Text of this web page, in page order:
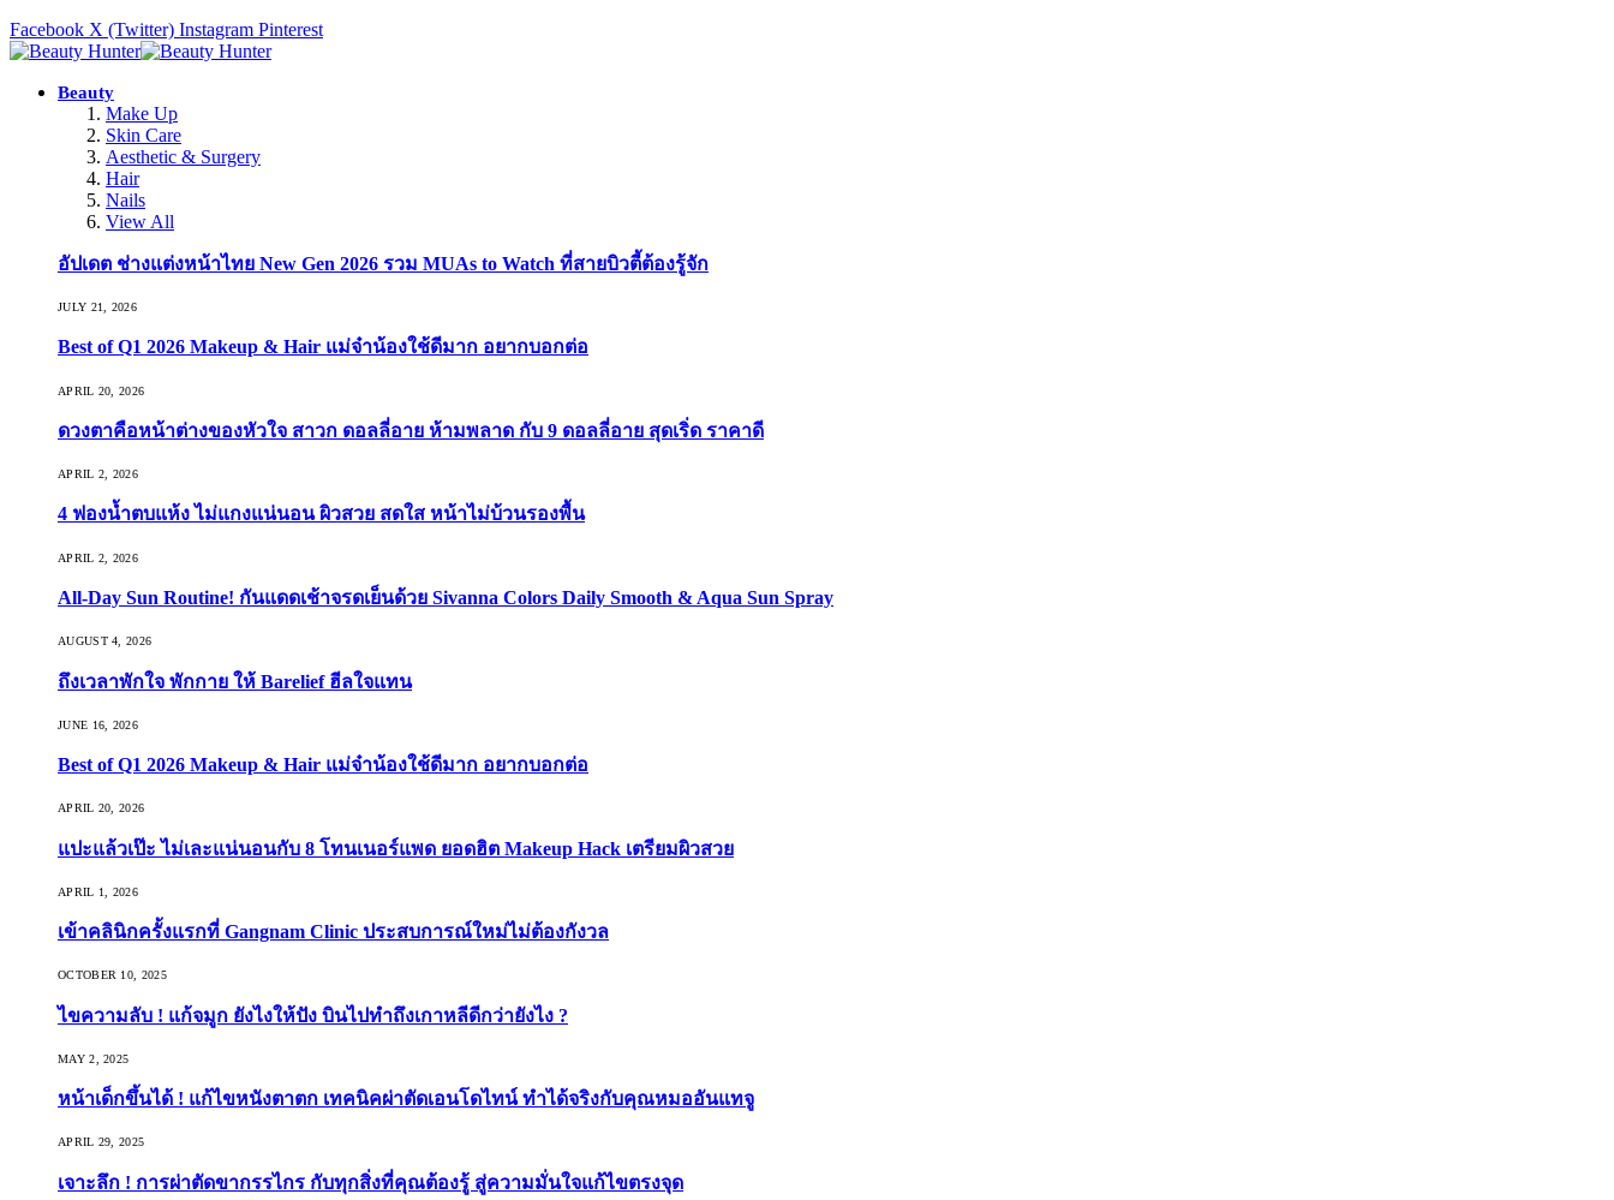
Facebook X (Twitter) Instagram Pinterest
Beauty
Make Up
Skin Care
Aesthetic & Surgery
Hair
Nails
View All
อัปเดต ช่างแต่งหน้าไทย New Gen 2026 รวม MUAs to Watch ที่สายบิวตี้ต้องรู้จัก
JULY 21, 2026
Best of Q1 2026 Makeup & Hair แม่จ๋าน้องใช้ดีมาก อยากบอกต่อ
APRIL 20, 2026
ดวงตาคือหน้าต่างของหัวใจ สาวก ดอลลี่อาย ห้ามพลาด กับ 9 ดอลลี่อาย สุดเริ่ด ราคาดี
APRIL 2, 2026
4 ฟองน้ำตบแห้ง ไม่แกงแน่นอน ผิวสวย สดใส หน้าไม่บ้วนรองพื้น
APRIL 2, 2026
All-Day Sun Routine! กันแดดเช้าจรดเย็นด้วย Sivanna Colors Daily Smooth & Aqua Sun Spray
AUGUST 4, 2026
ถึงเวลาพักใจ พักกาย ให้ Barelief ฮีลใจแทน
JUNE 16, 2026
Best of Q1 2026 Makeup & Hair แม่จ๋าน้องใช้ดีมาก อยากบอกต่อ
APRIL 20, 2026
แปะแล้วเป๊ะ ไม่เละแน่นอนกับ 8 โทนเนอร์แพด ยอดฮิต Makeup Hack เตรียมผิวสวย
APRIL 1, 2026
เข้าคลินิกครั้งแรกที่ Gangnam Clinic ประสบการณ์ใหม่ไม่ต้องกังวล
OCTOBER 10, 2025
ไขความลับ ! แก้จมูก ยังไงให้ปัง บินไปทำถึงเกาหลีดีกว่ายังไง ?
MAY 2, 2025
หน้าเด็กขึ้นได้ ! แก้ไขหนังตาตก เทคนิคผ่าตัดเอนโดไทน์ ทำได้จริงกับคุณหมออันแทจู
APRIL 29, 2025
เจาะลึก ! การผ่าตัดขากรรไกร กับทุกสิ่งที่คุณต้องรู้ สู่ความมั่นใจแก้ไขตรงจุด